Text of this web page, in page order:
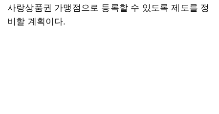
사랑상품권 가맹점으로 등록할 수 있도록 제도를 정
비할 계획이다.